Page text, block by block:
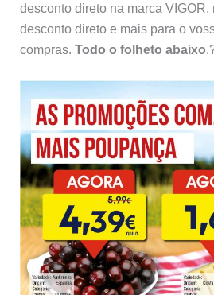
desconto direto na marca VIGOR,
desconto direto e mais para o
compras. Todo o folheto abaixo